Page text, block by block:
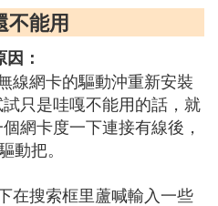
不能用
：
線網卡的驅動沖重新安裝
只是哇嘎不能用的話，就
網卡度一下連接有線後，
動把。
在搜索框里蘆喊輸入一些